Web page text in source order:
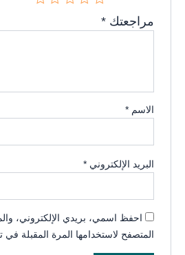
مراجعتك*
الاسم*
البريد الإلكتروني*
احفظ اسمي، بريدي الإلكتروني،
المتصفح لاستخدامها المرة المقبلة في